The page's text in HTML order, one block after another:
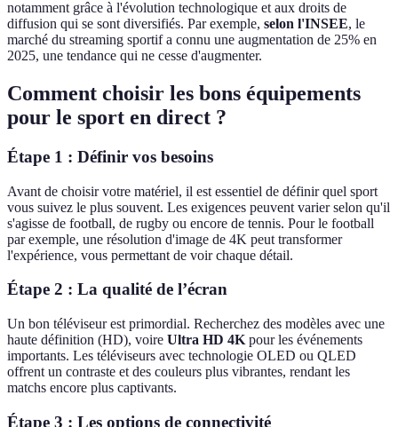
notamment grâce à l'évolution technologique et aux droits de
diffusion qui se sont diversifiés. Par exemple, selon l'INSEE, le
marché du streaming sportif a connu une augmentation de 25% en
2025, une tendance qui ne cesse d'augmenter.
Comment choisir les bons équipements
pour le sport en direct ?
Étape 1 : Définir vos besoins
Avant de choisir votre matériel, il est essentiel de définir quel sport
vous suivez le plus souvent. Les exigences peuvent varier selon qu'il
s'agisse de football, de rugby ou encore de tennis. Pour le football
par exemple, une résolution d'image de 4K peut transformer
l'expérience, vous permettant de voir chaque détail.
Étape 2 : La qualité de l’écran
Un bon téléviseur est primordial. Recherchez des modèles avec une
haute définition (HD), voire Ultra HD 4K pour les événements
importants. Les téléviseurs avec technologie OLED ou QLED
offrent un contraste et des couleurs plus vibrantes, rendant les
matchs encore plus captivants.
Étape 3 : Les options de connectivité